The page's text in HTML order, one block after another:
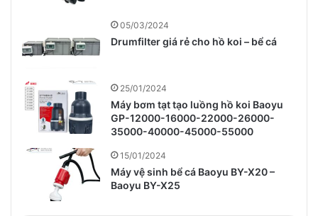
05/03/2024
Drumfilter giá rẻ cho hồ koi – bể cá
25/01/2024
Máy bơm tạt tạo luồng hồ koi Baoyu
GP-12000-16000-22000-26000-
35000-40000-45000-55000
15/01/2024
Máy vệ sinh bể cá Baoyu BY-X20 –
Baoyu BY-X25